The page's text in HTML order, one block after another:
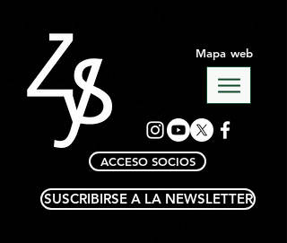
ACCESO SOCIOS
SUSCRIBIRSE A LA NEWSLETTER
Mapa web